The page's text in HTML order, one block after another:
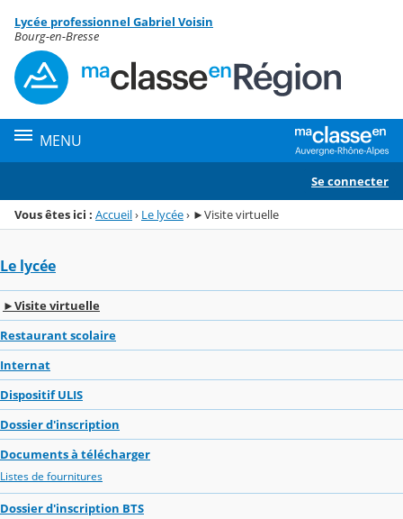
Menu de la rubrique
Contenu
Lycée professionnel Gabriel Voisin
Bourg-en-Bresse
MENU
Se connecter
Vous êtes ici : Accueil› Le lycée› ►Visite virtuelle
Le lycée
►Visite virtuelle
Restaurant scolaire
Internat
Dispositif ULIS
Dossier d'inscription
Documents à télécharger
Listes de fournitures
Dossier d'inscription BTS